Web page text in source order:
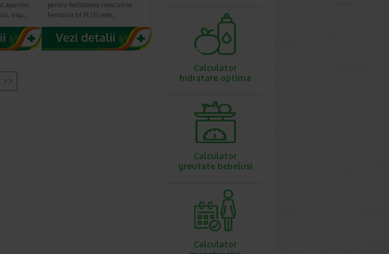
aparitiei
insa…
pentru fertilitatea masculina
Fertilovit M PLUS este…
>>
Calculator
hidratare optima
Calculator
greutate bebelusi
Calculator